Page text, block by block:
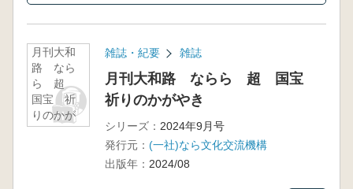
月刊大和
路 なら
ら 超
国宝 祈
りのかが
やき
雑誌・紀要 雑誌
月刊大和路 ならら 超 国宝
祈りのかがやき
シリーズ： 2024年9月号
発行元： (一社)なら文化交流機構
出版年： 2024/08